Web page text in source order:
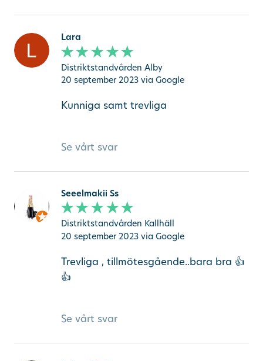
Lara
Distriktstandvården Alby
20 september 2023 via Google
Kunniga samt trevliga
Se vårt svar
Seeelmakii Ss
Distriktstandvården Kallhäll
20 september 2023 via Google
Trevliga , tillmötesgående..bara bra 👍
👍
Se vårt svar